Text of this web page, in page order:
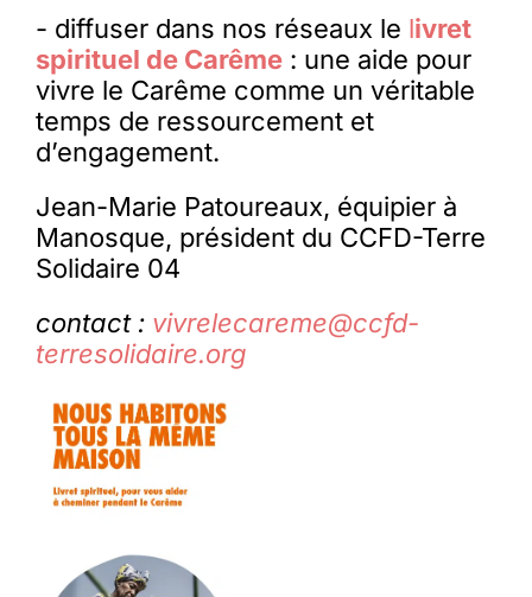
- diffuser dans nos réseaux le livret
spirituel de Carême: une aide pour
vivre le Carême comme un véritable
temps de ressourcement et
d’engagement.
Jean-Marie Patoureaux, équipier à
Manosque, président du CCFD-Terre
Solidaire 04
contact : vivrelecareme@ccfd-
terresolidaire.org